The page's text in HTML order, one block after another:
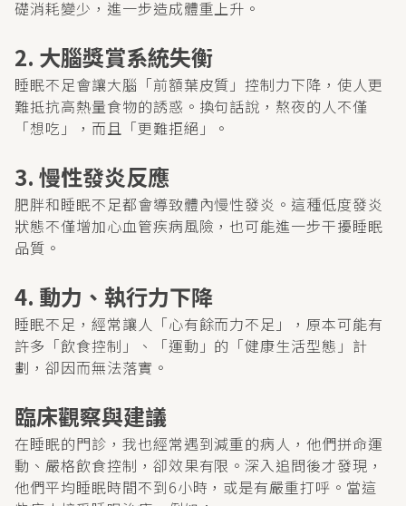
礎消耗變少，進一步造成體重上升。
2. 大腦獎賞系統失衡
睡眠不足會讓大腦「前額葉皮質」控制力下降，使人更
難抵抗高熱量食物的誘惑。換句話說，熬夜的人不僅
「想吃」，而且「更難拒絕」。
3. 慢性發炎反應
肥胖和睡眠不足都會導致體內慢性發炎。這種低度發炎
狀態不僅增加心血管疾病風險，也可能進一步干擾睡眠
品質。
4. 動力、執行力下降
睡眠不足，經常讓人「心有餘而力不足」，原本可能有
許多「飲食控制」、「運動」的「健康生活型態」計
劃，卻因而無法落實。
臨床觀察與建議
在睡眠的門診，我也經常遇到減重的病人，他們拼命運
動、嚴格飲食控制，卻效果有限。深入追問後才發現，
他們平均睡眠時間不到6小時，或是有嚴重打呼。當這